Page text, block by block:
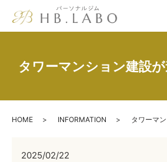
タワーマンション建設
HOME INFORMATION タワーマ
2025/02/22